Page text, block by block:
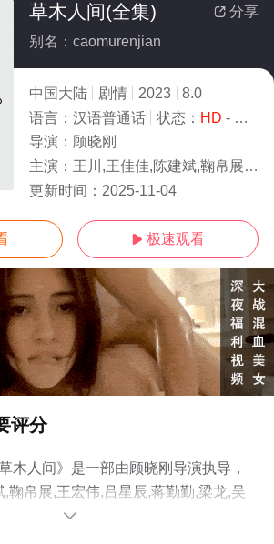
 分享
草木人间(全集)
别名：caomurenjian
中国大陆 剧情 2023
8.0
语言： 汉语普通话 状态： HD - 免费观看
导演： 顾晓刚
主演： 王川,王佳佳,陈建斌,鞠帛展,王宏伟,吕星辰,蒋勤勤,梁龙,吴磊,孙强,五百,吴彼,闫楠,
更新时间： 2025-11-04
 极速观看
评分
木人间》是一部由顾晓刚导演执导，
,鞠帛展,王宏伟,吕星辰,蒋勤勤,梁龙,吴
楠,钱坤,马大智等明星精彩演绎的中国
